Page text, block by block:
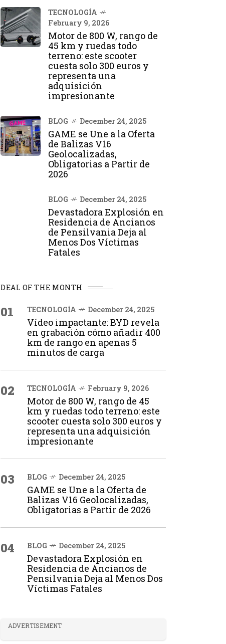
TECNOLOGÍA
February 9, 2026
Motor de 800 W, rango de
45 km y ruedas todo
terreno: este scooter
cuesta solo 300 euros y
representa una
adquisición
impresionante
BLOG December 24, 2025
GAME se Une a la Oferta
de Balizas V16
Geolocalizadas,
Obligatorias a Partir de
2026
BLOG December 24, 2025
Devastadora Explosión en
Residencia de Ancianos
de Pensilvania Deja al
Menos Dos Víctimas
Fatales
DEAL OF THE MONTH
01 TECNOLOGÍA December 24, 2025
Vídeo impactante: BYD revela
en grabación cómo añadir 400
km de rango en apenas 5
minutos de carga
02 TECNOLOGÍA February 9, 2026
Motor de 800 W, rango de 45
km y ruedas todo terreno: este
scooter cuesta solo 300 euros y
representa una adquisición
impresionante
03 BLOG December 24, 2025
GAME se Une a la Oferta de
Balizas V16 Geolocalizadas,
Obligatorias a Partir de 2026
04 BLOG December 24, 2025
Devastadora Explosión en
Residencia de Ancianos de
Pensilvania Deja al Menos Dos
Víctimas Fatales
ADVERTISEMENT